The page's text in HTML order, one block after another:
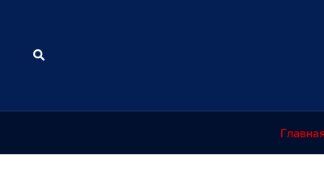
содержимому
Поиск
Главная